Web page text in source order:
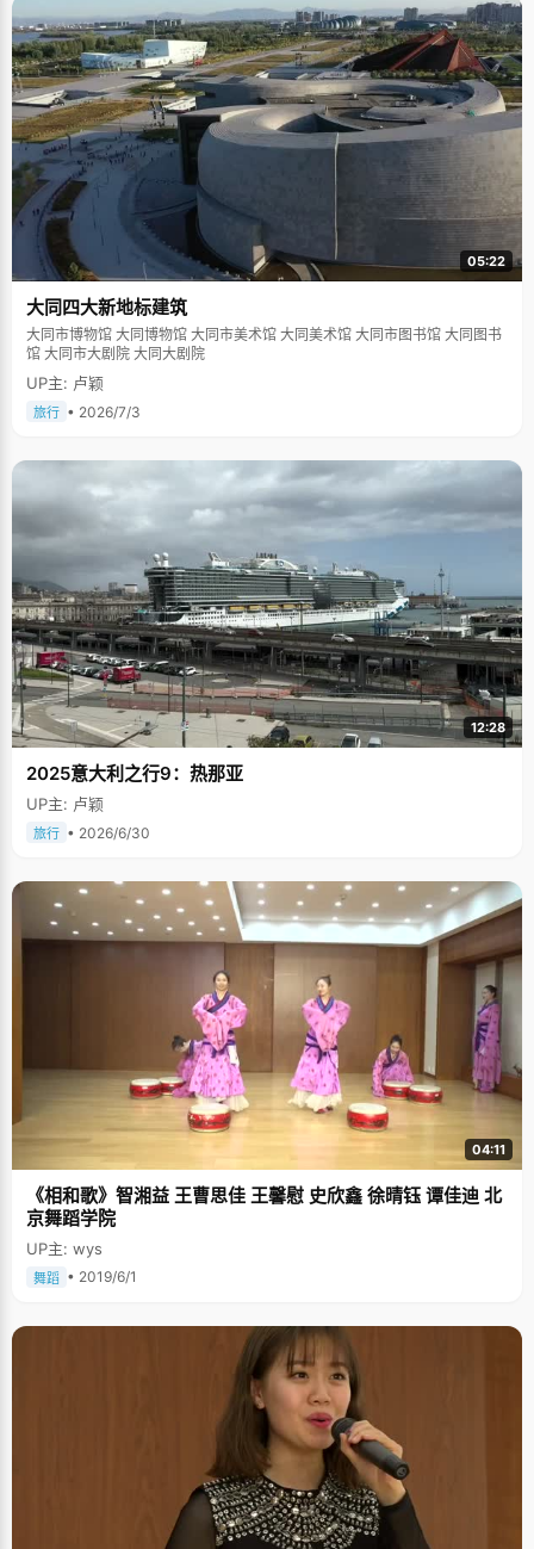
05:22
大同四大新地标建筑
大同市博物馆 大同博物馆 大同市美术馆 大同美术馆 大同市图书馆 大同图书
馆 大同市大剧院 大同大剧院
UP主: 卢颖
旅行 • 2026/7/3
12:28
2025意大利之行9：热那亚
UP主: 卢颖
旅行 • 2026/6/30
04:11
《相和歌》智湘益 王曹思佳 王馨慰 史欣鑫 徐晴钰 谭佳迪 北
京舞蹈学院
UP主: wys
舞蹈 • 2019/6/1